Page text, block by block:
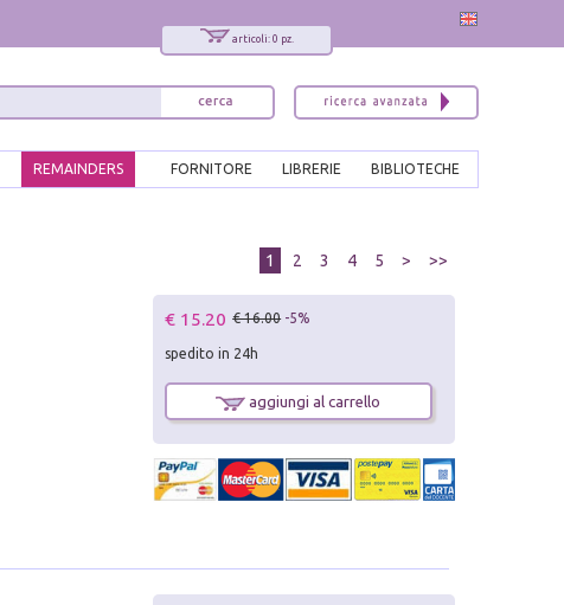
articoli: 0 pz.
BIBLIOTECHE
LIBRERIE
FORNITORE
REMAINDERS
1 2 3 4 5 > >>
€ 15.20 € 16.00 -5%
spedito in 24h
aggiungi al carrello